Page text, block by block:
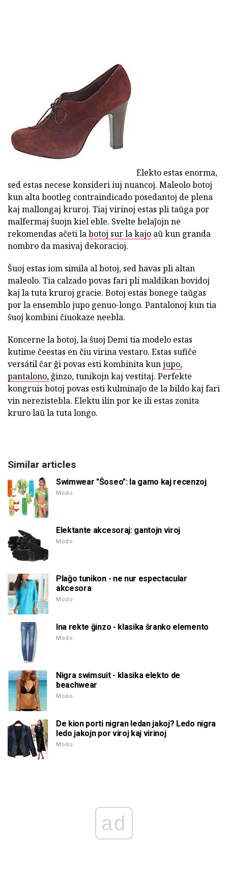
Elekto estas enorma,
sed estas necese konsideri iuj nuancoj. Maleolo botoj
kun alta bootleg contraindicado posedantoj de plena
kaj mallongaj kruroj. Tiaj virinoj estas pli taŭga por
malfermaj ŝuojn kiel eble. Svelte belaĵojn ne
rekomendas aĉeti labotoj sur la kajo aŭ kun granda
nombro da masivaj dekoracioj.
Ŝuoj estas iom simila al botoj, sed havas pli altan
maleolo. Tia calzado povas fari pli maldikan bovidoj
kaj la tuta kruroj gracie. Botoj estas bonege taŭgas
por la ensemblo jupo genuo-longo. Pantalonoj kun tia
ŝuoj kombini ĉiuokaze neebla.
Koncerne la botoj, la ŝuoj Demi tia modelo estas
kutime ĉeestas en ĉiu virina vestaro. Estas sufiĉe
versátil ĉar ĝi povas esti kombinita kunjupo,
pantalono, ĝinzo, tunikojn kaj vestitaj. Perfekte
kongruis botoj povas esti kulminaĵo de la bildo kaj fari
vin nerezistebla. Elektu ilin por ke ili estas zonita
kruro laŭ la tuta longo.
Similar articles
Swimwear "Ŝoseo": la gamo kaj recenzoj
Modo
Elektante akcesoraj: gantojn viroj
Modo
Plaĝo tunikon - ne nur espectacular
akcesora
Modo
Ina rekte ĝinzo - klasika ŝranko elemento
Modo
Nigra swimsuit - klasika elekto de
beachwear
Modo
De kion porti nigran ledan jakoj? Ledo nigra
ledo jakojn por viroj kaj virinoj
Modo
ad